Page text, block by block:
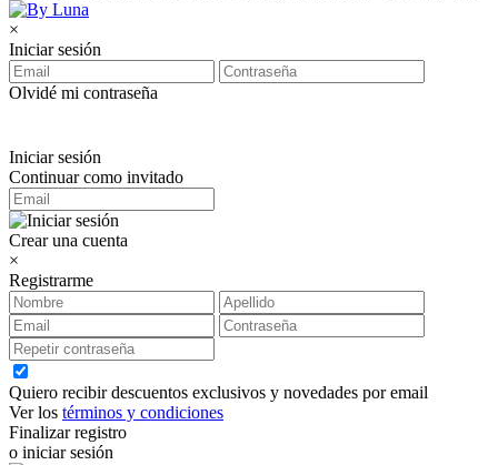
×
Iniciar sesión
Olvidé mi contraseña
Iniciar sesión
Continuar como invitado
Crear una cuenta
×
Registrarme
Quiero recibir descuentos exclusivos y novedades por email
Ver los términos y condiciones
Finalizar registro
o iniciar sesión